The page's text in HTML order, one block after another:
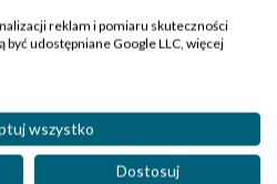
349
reklam i pomiaru skuteczności
udostępniane Google LLC, więcej
wszystko
Dostosuj